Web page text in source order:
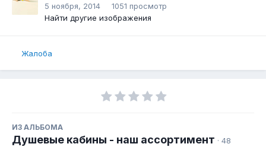
5 ноября, 2014
1051 просмотр
Найти другие изображения
Жалоба
ИЗ АЛЬБОМА
Душевые кабины - наш ассортимент · 48